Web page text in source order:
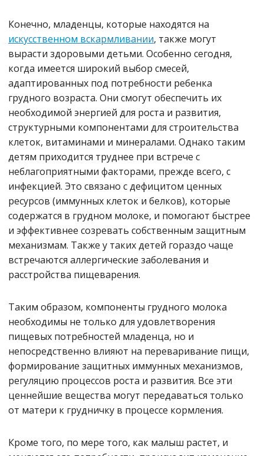
Конечно, младенцы, которые находятся на
искусственном вскармливании, также могут
вырасти здоровыми детьми. Особенно сегодня,
когда имеется широкий выбор смесей,
адаптированных под потребности ребенка
грудного возраста. Они смогут обеспечить их
необходимой энергией для роста и развития,
структурными компонентами для строительства
клеток, витаминами и минералами. Однако таким
детям приходится труднее при встрече с
неблагоприятными факторами, прежде всего, с
инфекцией. Это связано с дефицитом ценных
ресурсов (иммунных клеток и белков), которые
содержатся в грудном молоке, и помогают быстрее
и эффективнее созревать собственным защитным
механизмам. Также у таких детей гораздо чаще
встречаются аллергические заболевания и
расстройства пищеварения.
Таким образом, компоненты грудного молока
необходимы не только для удовлетворения
пищевых потребностей младенца, но и
непосредственно влияют на переваривание пищи,
формирование защитных иммунных механизмов,
регуляцию процессов роста и развития. Все эти
ценнейшие вещества могут передаваться только
от матери к грудничку в процессе кормления.
Кроме того, по мере того, как малыш растет, и